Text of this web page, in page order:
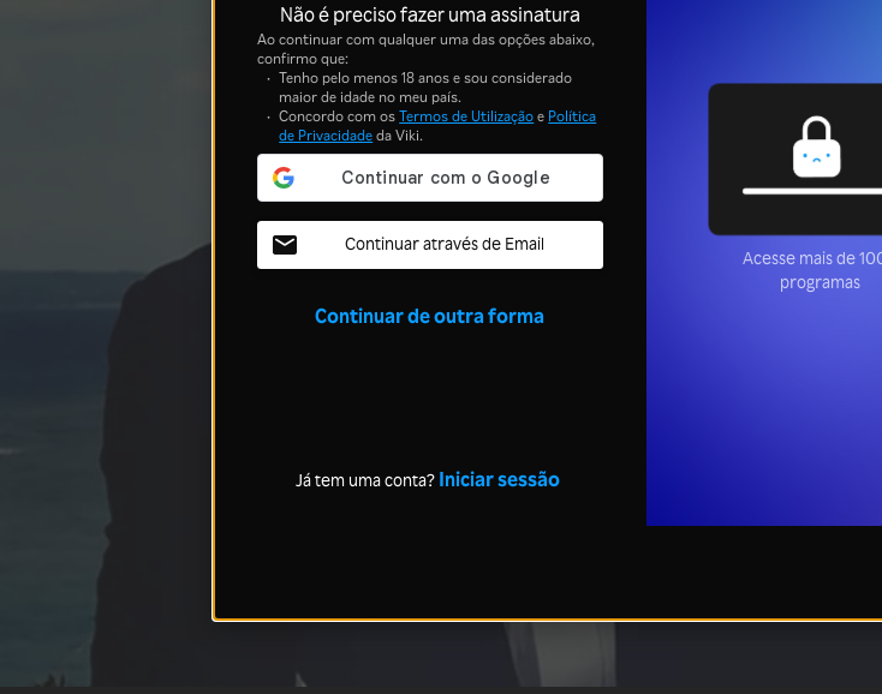
Não é preciso fazer uma assinatura
Ao continuar com qualquer uma das opções abaixo,
confirmo que:
Tenho pelo menos 18 anos e sou considerado
maior de idade no meu país.
Concordo com osTermos de Utilizaçãoe Política
de Privacidadeda Viki.
Continuar através de Email
Continuar de outra forma
Já tem uma conta? Iniciar sessão
Acesse mais de
programas